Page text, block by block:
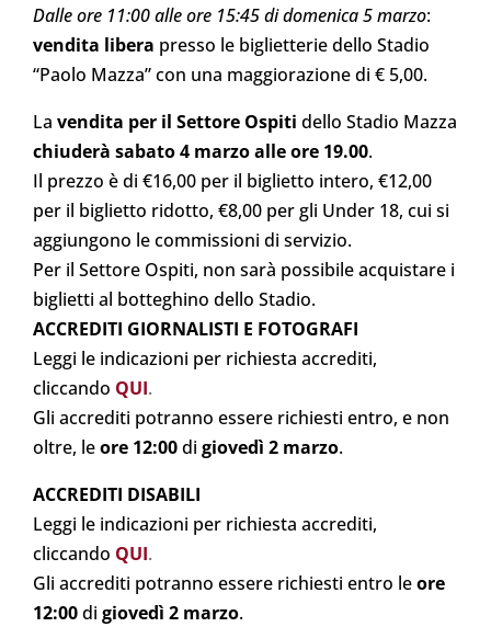
Dalle ore 11:00 alle ore 15:45 di domenica 5 marzo:
vendita libera presso le biglietterie dello Stadio
“Paolo Mazza” con una maggiorazione di € 5,00.
La vendita per il Settore Ospiti dello Stadio Mazza
chiuderà sabato 4 marzo alle ore 19.00.
Il prezzo è di €16,00 per il biglietto intero, €12,00
per il biglietto ridotto, €8,00 per gli Under 18, cui si
aggiungono le commissioni di servizio.
Per il Settore Ospiti, non sarà possibile acquistare i
biglietti al botteghino dello Stadio.
ACCREDITI GIORNALISTI E FOTOGRAFI
Leggi le indicazioni per richiesta accrediti,
cliccando QUI.
Gli accrediti potranno essere richiesti entro, e non
oltre, leore 12:00di giovedì 2 marzo.
ACCREDITI DISABILI
Leggi le indicazioni per richiesta accrediti,
cliccando QUI.
Gli accrediti potranno essere richiesti entro leore
12:00di giovedì 2 marzo.